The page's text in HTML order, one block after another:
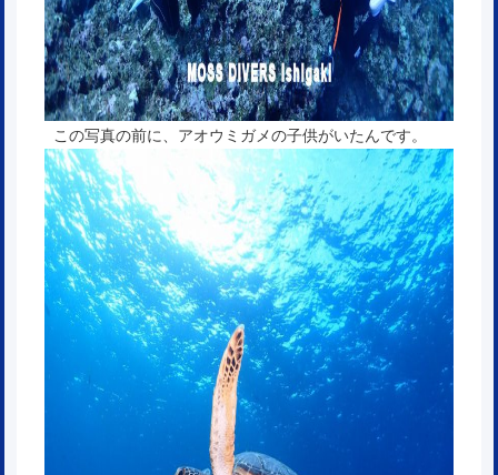
この写真の前に、アオウミガメの子供がいたんです。